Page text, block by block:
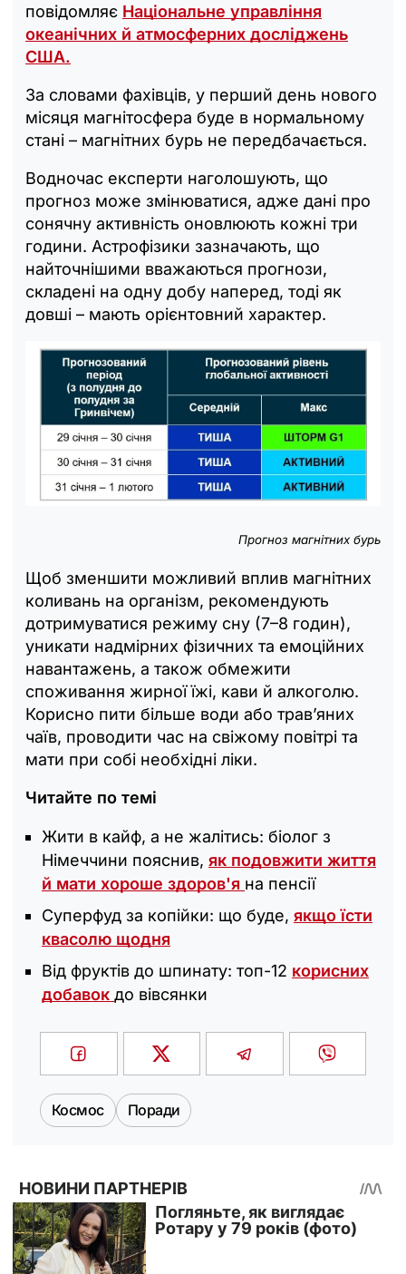
повідомляє Національне управління
океанічних й атмосферних досліджень
США.
За словами фахівців, у перший день нового
місяця магнітосфера буде в нормальному
стані – магнітних бурь не передбачається.
Водночас експерти наголошують, що
прогноз може змінюватися, адже дані про
сонячну активність оновлюють кожні три
години. Астрофізики зазначають, що
найточнішими вважаються прогнози,
складені на одну добу наперед, тоді як
довші – мають орієнтовний характер.
Прогноз магнітних бурь
Щоб зменшити можливий вплив магнітних
коливань на організм, рекомендують
дотримуватися режиму сну (7–8 годин),
уникати надмірних фізичних та емоційних
навантажень, а також обмежити
споживання жирної їжі, кави й алкоголю.
Корисно пити більше води або трав’яних
чаїв, проводити час на свіжому повітрі та
мати при собі необхідні ліки.
Читайте по темі
Жити в кайф, а не жалітись: біолог з
Німеччини пояснив, як подовжити життя
й мати хороше здоров'я на пенсії
Суперфуд за копійки: що буде, якщо їсти
квасолю щодня
Від фруктів до шпинату: топ-12 корисних
добавок до вівсянки
Космос Поради